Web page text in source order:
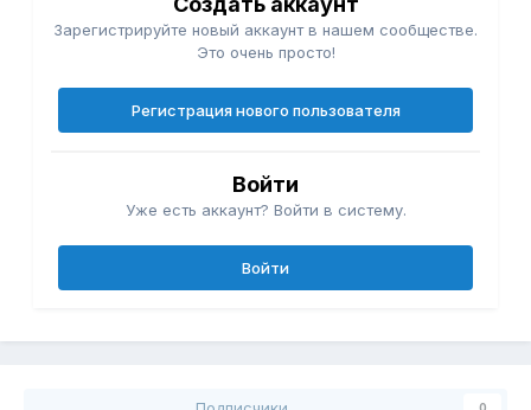
Зарегистрируйте новый аккаунт в нашем сообществе.
Это очень просто!
Регистрация нового пользователя
Войти
Уже есть аккаунт? Войти в систему.
Войти
0